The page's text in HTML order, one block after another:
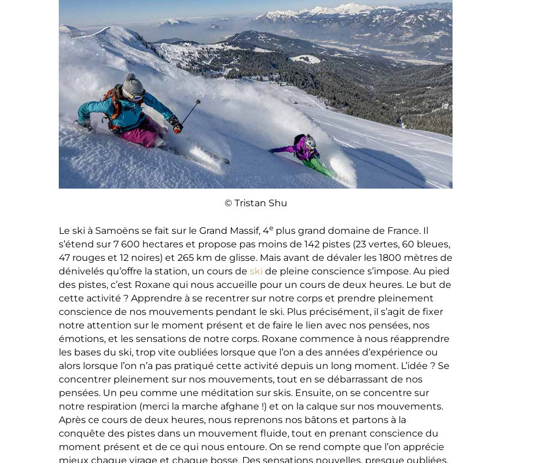
© Tristan Shu
Le ski à Samoëns se fait sur le Grand Massif, 4e plus grand domaine de France. Il
s’étend sur 7 600 hectares et propose pas moins de 142 pistes (23 vertes, 60 bleues,
47 rouges et 12 noires) et 265 km de glisse. Mais avant de dévaler les 1800 mètres de
dénivelés qu’offre la station, un cours de ski de pleine conscience s’impose. Au pied
des pistes, c’est Roxane qui nous accueille pour un cours de deux heures. Le but de
cette activité ? Apprendre à se recentrer sur notre corps et prendre pleinement
conscience de nos mouvements pendant le ski. Plus précisément, il s’agit de fixer
notre attention sur le moment présent et de faire le lien avec nos pensées, nos
émotions, et les sensations de notre corps. Roxane commence à nous réapprendre
les bases du ski, trop vite oubliées lorsque que l’on a des années d’expérience ou
alors lorsque l’on n’a pas pratiqué cette activité depuis un long moment. L’idée ? Se
concentrer pleinement sur nos mouvements, tout en se débarrassant de nos
pensées. Un peu comme une méditation sur skis. Ensuite, on se concentre sur
notre respiration (merci la marche afghane !) et on la calque sur nos mouvements.
Après ce cours de deux heures, nous reprenons nos bâtons et partons à la
conquête des pistes dans un mouvement fluide, tout en prenant conscience du
moment présent et de ce qui nous entoure. On se rend compte que l’on apprécie
mieux chaque virage et chaque bosse. Des sensations nouvelles, presque oubliées.